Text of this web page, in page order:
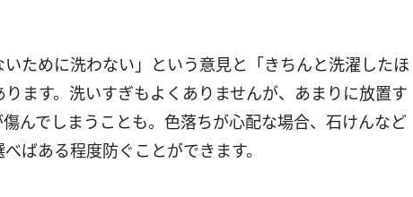
ために洗わない」という意見と「きちんと洗濯したほ
ます。洗いすぎもよくありませんが、あまりに放置す
んでしまうことも。色落ちが心配な場合、石けんなど
ばある程度防ぐことができます。